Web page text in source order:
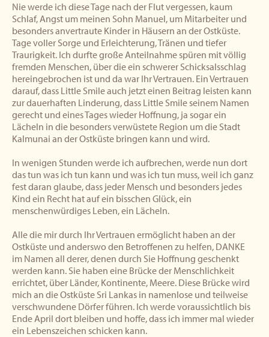
Nie werde ich diese Tage nach der Flut vergessen, kaum
Schlaf, Angst um meinen Sohn Manuel, um Mitarbeiter und
besonders anvertraute Kinder in Häusern an der Ostküste.
Tage voller Sorge und Erleichterung, Tränen und tiefer
Traurigkeit. Ich durfte große Anteilnahme spüren mit völlig
fremden Menschen, über die ein schwerer Schicksalsschlag
hereingebrochen ist und da war Ihr Vertrauen. Ein Vertrauen
darauf, dass Little Smile auch jetzt einen Beitrag leisten kann
zur dauerhaften Linderung, dass Little Smile seinem Namen
gerecht und eines Tages wieder Hoffnung, ja sogar ein
Lächeln in die besonders verwüstete Region um die Stadt
Kalmunai an der Ostküste bringen kann und wird.
In wenigen Stunden werde ich aufbrechen, werde nun dort
das tun was ich tun kann und was ich tun muss, weil ich ganz
fest daran glaube, dass jeder Mensch und besonders jedes
Kind ein Recht hat auf ein bisschen Glück, ein
menschenwürdiges Leben, ein Lächeln.
Alle die mir durch Ihr Vertrauen ermöglicht haben an der
Ostküste und anderswo den Betroffenen zu helfen, DANKE
im Namen all derer, denen durch Sie Hoffnung geschenkt
werden kann. Sie haben eine Brücke der Menschlichkeit
errichtet, über Länder, Kontinente, Meere. Diese Brücke wird
mich an die Ostküste Sri Lankas in namenlose und teilweise
verschwundene Dörfer führen. Ich werde voraussichtlich bis
Ende April dort bleiben und hoffe, dass ich immer mal wieder
ein Lebenszeichen schicken kann.